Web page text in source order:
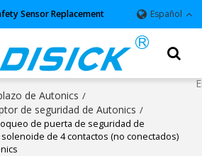
Sensor Replacement Español
de Autonics /
de seguridad de Autonics /
de puerta de seguridad de
de 4 contactos (no conectados)